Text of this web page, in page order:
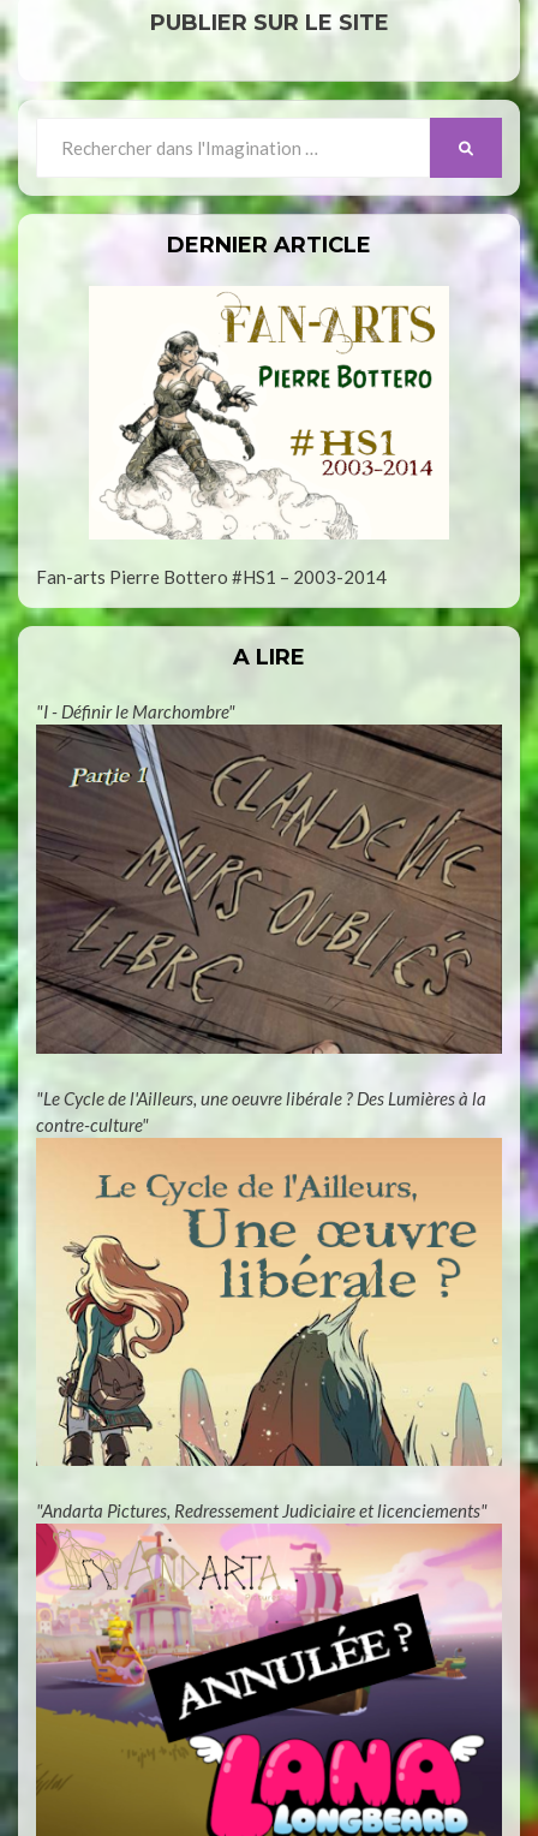
PUBLIER SUR LE SITE
for:
DERNIER ARTICLE
Fan-arts Pierre Bottero #HS1 – 2003-2014
A LIRE
"I - Définir le Marchombre"
"Le Cycle de l'Ailleurs, une oeuvre libérale ? Des Lumières à la
contre-culture"
"Andarta Pictures, Redressement Judiciaire et licenciements"